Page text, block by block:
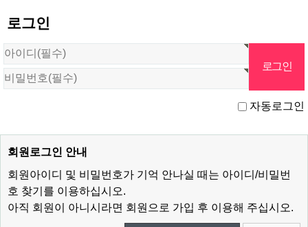
로그인
자동로그인
회원로그인 안내
회원아이디 및 비밀번호가 기억 안나실 때는 아이디/비밀번
호 찾기를 이용하십시오.
아직 회원이 아니시라면 회원으로 가입 후 이용해 주십시오.